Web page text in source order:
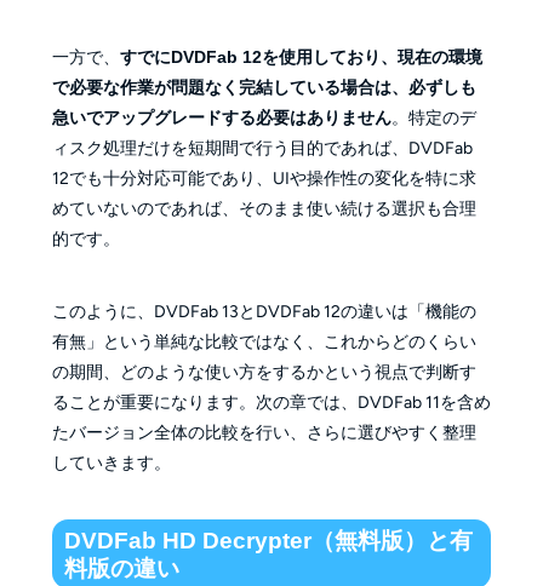
一方で、 すでにDVDFab 12を使用しており、現在の環境
で必要な作業が問題なく完結している場合は、必ずしも
急いでアップグレードする必要はありません。特定のデ
ィスク処理だけを短期間で行う目的であれば、DVDFab
12でも十分対応可能であり、UIや操作性の変化を特に求
めていないのであれば、そのまま使い続ける選択も合理
的です。
このように、DVDFab 13とDVDFab 12の違いは「機能の
有無」という単純な比較ではなく、これからどのくらい
の期間、どのような使い方をするかという視点で判断す
ることが重要になります。次の章では、DVDFab 11を含め
たバージョン全体の比較を行い、さらに選びやすく整理
していきます。
DVDFab HD Decrypter（無料版）と有
料版の違い